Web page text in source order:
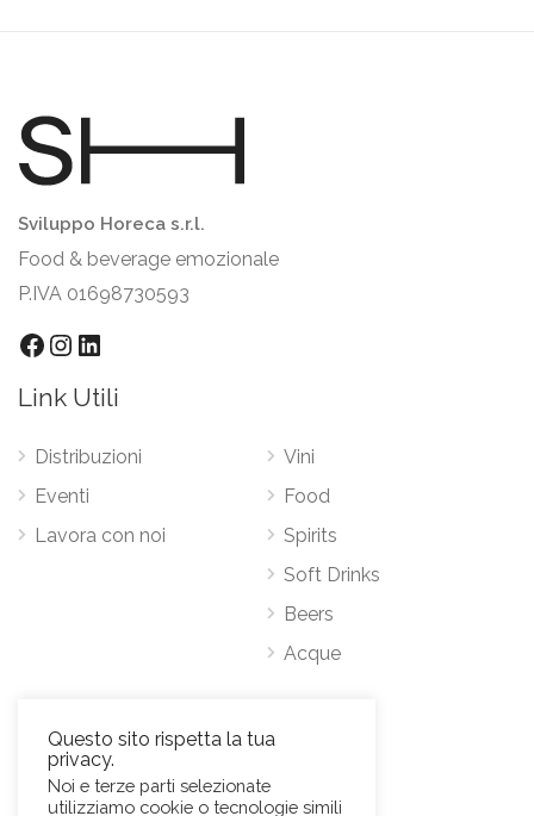
Sviluppo Horeca s.r.l.
Food & beverage emozionale
P.IVA 01698730593
Facebook
Instagram
LinkedIn
Link Utili
Distribuzioni
Eventi
Lavora con noi
Vini
Food
Spirits
Soft Drinks
Beers
Acque
Via Antonio Pacinotti 63, 00146 Roma
Questo sito rispetta la tua
privacy.
Noi e terze parti selezionate
utilizziamo cookie o tecnologie simili